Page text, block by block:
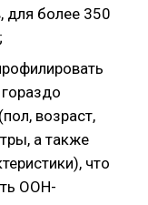
для более 350
возраст,
а также
что
OOH-